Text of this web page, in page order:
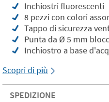
Inchiostri fluorescenti
8 pezzi con colori
Tappo di sicurezza
Punta da Ø 5 mm
Inchiostro a base
Scopri di più
SPEDIZIONE